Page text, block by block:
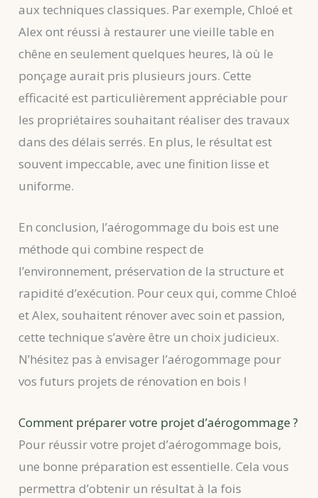
aux techniques classiques. Par exemple, Chloé et
Alex ont réussi à restaurer une vieille table en
chêne en seulement quelques heures, là où le
ponçage aurait pris plusieurs jours. Cette
efficacité est particulièrement appréciable pour
les propriétaires souhaitant réaliser des travaux
dans des délais serrés. En plus, le résultat est
souvent impeccable, avec une finition lisse et
uniforme.
En conclusion, l’aérogommage du bois est une
méthode qui combine respect de
l’environnement, préservation de la structure et
rapidité d’exécution. Pour ceux qui, comme Chloé
et Alex, souhaitent rénover avec soin et passion,
cette technique s’avère être un choix judicieux.
N’hésitez pas à envisager l’aérogommage pour
vos futurs projets de rénovation en bois !
Comment préparer votre projet d’aérogommage ?
Pour réussir votre projet d’aérogommage bois,
une bonne préparation est essentielle. Cela vous
permettra d’obtenir un résultat à la fois